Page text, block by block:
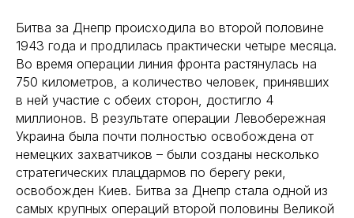
Битва за Днепр происходила во второй половине
1943 года и продлилась практически четыре месяца.
Во время операции линия фронта растянулась на
750 километров, а количество человек, принявших
в ней участие с обеих сторон, достигло 4
миллионов. В результате операции Левобережная
Украина была почти полностью освобождена от
немецких захватчиков – были созданы несколько
стратегических плацдармов по берегу реки,
освобожден Киев. Битва за Днепр стала одной из
самых крупных операций второй половины Великой